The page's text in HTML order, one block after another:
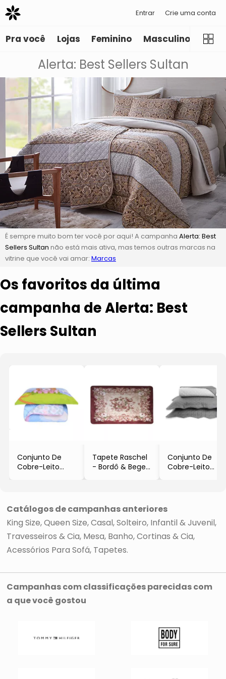
Entrar Crie uma conta
Pra você Lojas Feminino Masculino
Alerta: Best Sellers Sultan
É sempre muito bom ter você por aqui! A campanha Alerta: Best
Sellers Sultan não está mais ativa, mas temos outras marcas na
vitrine que você vai amar: Marcas
Os favoritos da última
campanha de Alerta: Best
Sellers Sultan
Conjunto De
Cobre-Leito
Verde
- 2Pçs
- Sultan
Tapete Raschel
- Bordô & Bege
Conjunto De
Cobre-Leito
Claro
- 3Pçs
- Sultan
Catálogos de campanhas anteriores
King Size Queen Size Casal Solteiro Infantil & Juvenil
Travesseiros & Cia Mesa Banho Cortinas & Cia
Acessórios Para Sofá Tapetes
Campanhas com classificações parecidas com
a que você gostou